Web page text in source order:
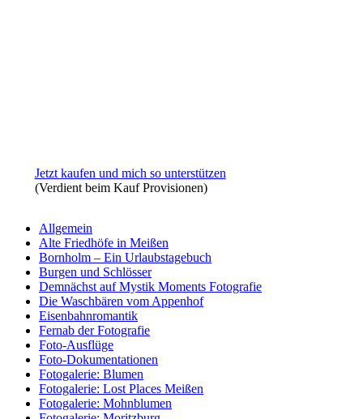
Jetzt kaufen und mich so unterstützen
(Verdient beim Kauf Provisionen)
Allgemein
Alte Friedhöfe in Meißen
Bornholm – Ein Urlaubstagebuch
Burgen und Schlösser
Demnächst auf Mystik Moments Fotografie
Die Waschbären vom Appenhof
Eisenbahnromantik
Fernab der Fotografie
Foto-Ausflüge
Foto-Dokumentationen
Fotogalerie: Blumen
Fotogalerie: Lost Places Meißen
Fotogalerie: Mohnblumen